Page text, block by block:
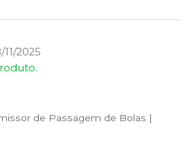
11/2025
de Passagem de Bolas |